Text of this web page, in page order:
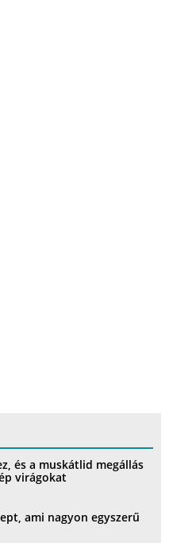
és a muskátlid megállás
virágokat
ami nagyon egyszerű